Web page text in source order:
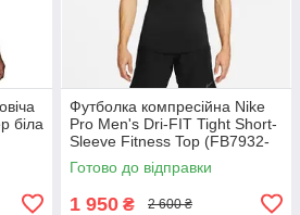
біла
Футболка компресійна Nike
Pro Men's Dri-FIT Tight Short-
Sleeve Fitness Top (FB7932-
010)
Готово до відправки
1 950 ₴ 2 600 ₴